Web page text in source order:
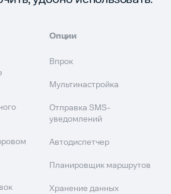
Опции
Впрок
Мультинастройка
Отправка SMS-
уведомлений
Автодиспетчер
Планировщик маршрутов
Хранение данных